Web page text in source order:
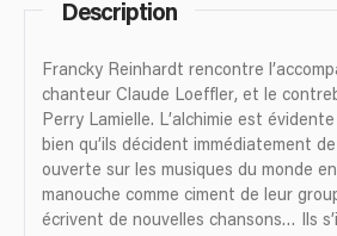
Description
Francky Reinhardt rencontre
chanteur Claude Loeffler, et le
Perry Lamielle. L’alchimie est
bien qu’ils décident immédiatement
ouverte sur les musiques du monde
manouche comme ciment de leur
écrivent de nouvelles chansons… Ils